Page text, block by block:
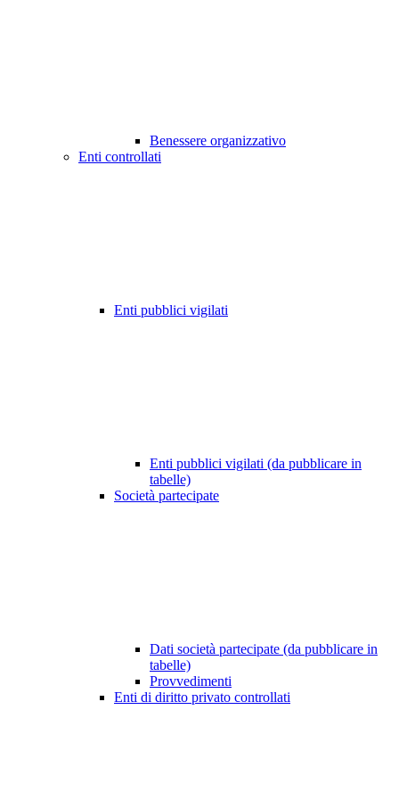
Benessere organizzativo
Enti controllati
Enti pubblici vigilati
Enti pubblici vigilati (da pubblicare in
tabelle)
Società partecipate
Dati società partecipate (da pubblicare in
tabelle)
Provvedimenti
Enti di diritto privato controllati